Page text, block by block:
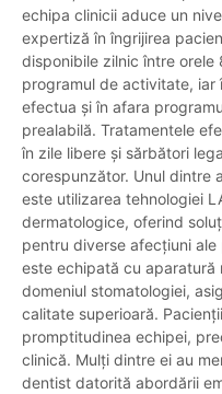
echipa clinicii aduce un
expertiză în îngrijirea
disponibile zilnic între
programul de activitate,
efectua și în afara
prealabilă. Tratamentele
în zile libere și sărbători
corespunzător. Unul dintre
este utilizarea tehnologiei
dermatologice, oferind
pentru diverse afecțiuni ale
este echipată cu aparatură
domeniul stomatologiei,
calitate superioară.
promptitudinea echipei,
clinică. Mulți dintre ei au
dentist datorită abordării